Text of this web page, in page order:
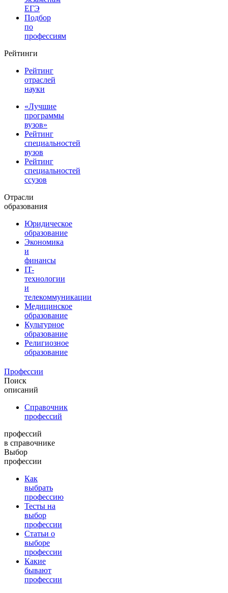
ЕГЭ
Подбор
по
профессиям
Рейтинги
Рейтинг
отраслей
науки
«Лучшие
программы
вузов»
Рейтинг
специальностей
вузов
Рейтинг
специальностей
ссузов
Отрасли
образования
Юридическое
образование
Экономика
и
финансы
IT-
технологии
и
телекоммуникации
Медицинское
образование
Культурное
образование
Религиозное
образование
Профессии
Поиск
описаний
Справочник
профессий
профессий
в справочнике
Выбор
профессии
Как
выбрать
профессию
Тесты на
выбор
профессии
Статьи о
выборе
профессии
Какие
бывают
профессии